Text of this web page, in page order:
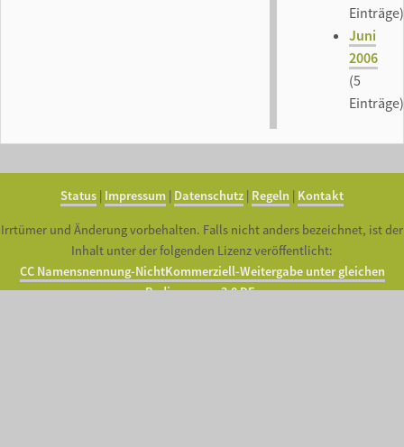
Einträge)
Juni
2006
(5
Einträge)
Status Impressum Datenschutz Regeln Kontakt
Irrtümer und Änderung vorbehalten. Falls nicht anders bezeichnet, ist der
Inhalt unter der folgenden Lizenz veröffentlicht:
CC Namensnennung-NichtKommerziell-Weitergabe unter gleichen
Bedingungen 3.0 DE.